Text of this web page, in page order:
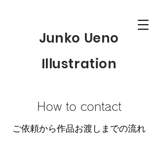
Junko Ueno
Illustration
​How to contact
​ご依頼から作品お渡しまでの流れ